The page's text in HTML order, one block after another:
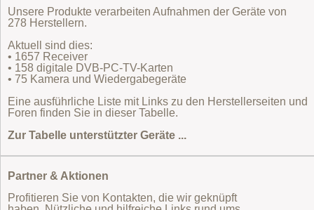
Unsere Produkte verarbeiten Aufnahmen der Geräte von
278 Herstellern.
Aktuell sind dies:
• 1657 Receiver
• 158 digitale DVB-PC-TV-Karten
• 75 Kamera und Wiedergabegeräte
Eine ausführliche Liste mit Links zu den Herstellerseiten und
Foren finden Sie in dieser Tabelle.
Zur Tabelle unterstützter Geräte ...
Partner & Aktionen
Profitieren Sie von Kontakten, die wir geknüpft